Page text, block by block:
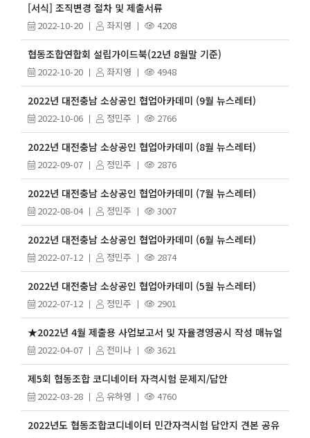
[서식] 조직변경 절차 및 제출서류
2022-10-20 좌지영 4208
협동조합연합회 설립가이드북(22년 8월말 기준)
2022-10-20 좌지영 4948
2022년 대전충남 소상공인 협업아카데미 (9월 뉴스레터)
2022-10-06 정민주 2766
2022년 대전충남 소상공인 협업아카데미 (8월 뉴스레터)
2022-09-07 정민주 2876
2022년 대전충남 소상공인 협업아카데미 (7월 뉴스레터)
2022-08-04 정민주 3007
2022년 대전충남 소상공인 협업아카데미 (6월 뉴스레터)
2022-07-12 정민주 2874
2022년 대전충남 소상공인 협업아카데미 (5월 뉴스레터)
2022-07-12 정민주 2901
★2022년 4월 제출용 사업보고서 및 자율경영공시 작성 매뉴얼
2022-04-07 전미나 3621
제5회 협동조합 코디네이터 자격시험 문제지/답안
2022-03-28 유하영 4760
2022년도 협동조합코디네이터 민간자격시험 답안지 견본 공유